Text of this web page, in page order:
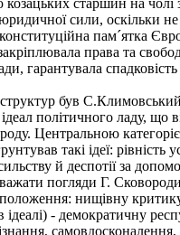
козацьких старшин на
сили, оскільки не
пам´ятка
права та
гарантувала
структур був
політичного ладу, що
Центральною
такі ідеї: рівність
й деспотії за
погляди Г.
нищівну
- демократичну